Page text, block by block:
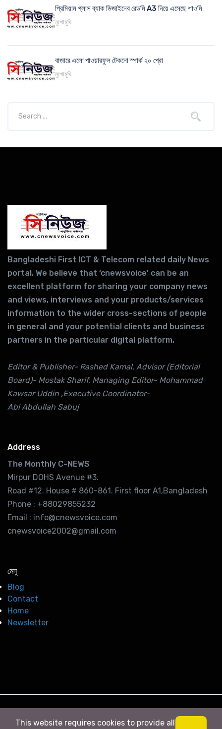
প্রিমিয়াম গ্লাস ব্যাক ডিজাইনের রেডমি A3 নিয়ে এসেছে শাওমি
মুখোমুখি
বাজারে এলো পাওয়ারফুল টেকনো স্পার্ক ২০ প্রো
মুখোমুখি
Bangladeshi First ICT & Telecom related daily News
portal. We believe that ‘cnewsvoice’ can be an
excellent platform for sharing your company news
and views, interviews and your products/services
information to the wider cross-sections of people
in general and your potential clients and business
partners in the particular digital platform.
Editor & Publisher- Rashed Kamal, Advisor (Editorial
Board)- Mostak Sharif, Managing Editor- Mohammad
Kawsar Uddin ,Executive Coordinator-
Abi Abdullah Sabuj
Address
The Monthly C-NEWS
Mirpur DOHS Avenue #3.
Road #12. House # 860-861. First floor A1,Bangladesh
Phone : +88029855232
Email : info@cnewsvoice.com
cnewsvoice2002@gmail.com
মেনু
Blog
Contact
Home
Newsletter
This website requires cookies to provide all